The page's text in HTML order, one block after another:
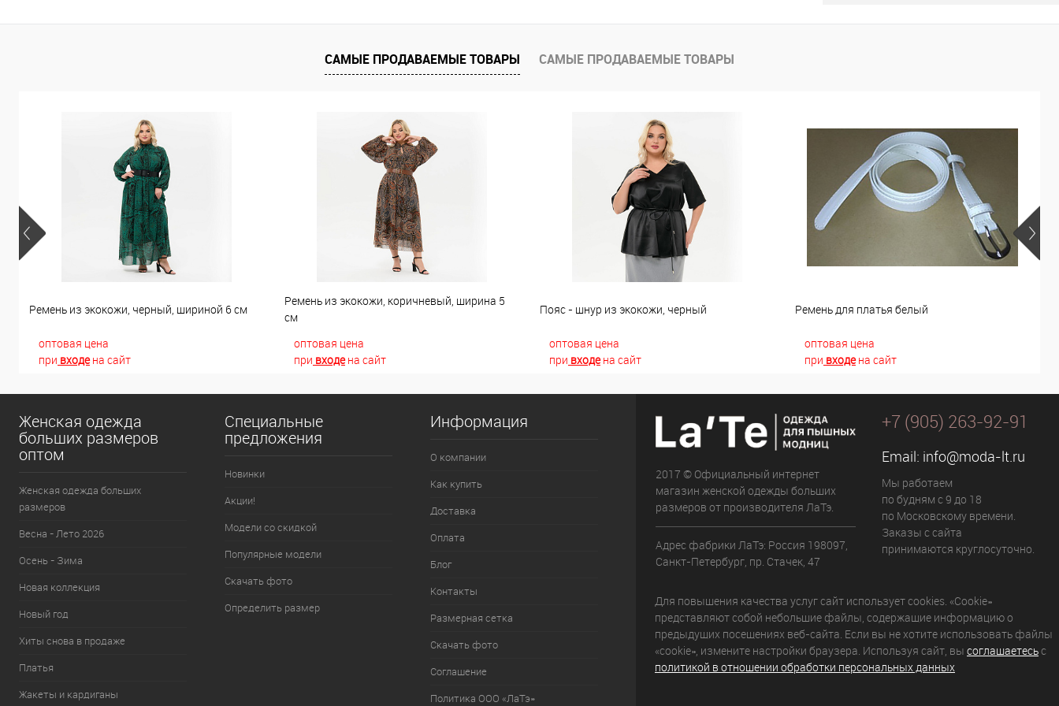
В избранное
В наличии
В избранное
В наличии
САМЫЕ ПРОДАВАЕМЫЕ ТОВАРЫ САМЫЕ ПРОДАВАЕМЫЕ ТОВАРЫ
Ремень из экокожи, черный, шириной 6 см
оптовая цена
при входена сайт
Ремень из экокожи, коричневый, ширина 5
см
оптовая цена
при входена сайт
Пояс - шнур из экокожи, черный
оптовая цена
при входена сайт
Ремень для платья белый
оптовая цена
при входена сайт
Женская одежда
больших размеров
оптом
Женская одежда больших
размеров
Весна - Лето 2026
Осень - Зима
Новая коллекция
Новый год
Хиты снова в продаже
Платья
Жакеты и кардиганы
Специальные
предложения
Новинки
Акции!
Модели со скидкой
Популярные модели
Скачать фото
Определить размер
Информация
О компании
Как купить
Доставка
Оплата
Блог
Контакты
Размерная сетка
Скачать фото
Соглашение
Политика ООО «ЛаТэ»
2017 © Официальный интернет
магазин женской одежды больших
размеров от производителя ЛаТэ.
Адрес фабрики ЛаТэ: Россия 198097,
Санкт-Петербург, пр. Стачек, 47
+7 (905) 263-92-91
Email: info@moda-lt.ru
Мы работаем
по будням с 9 до 18
по Московскому времени.
Заказы с сайта
принимаются круглосуточно.
Для повышения качества услуг сайт использует cookies. «Cookie»
представляют собой небольшие файлы, содержащие информацию о
предыдущих посещениях веб-сайта. Если вы не хотите использовать файлы
«cookie», измените настройки браузера. Используя сайт, вы соглашаетесьс
политикой в отношении обработки персональных данных